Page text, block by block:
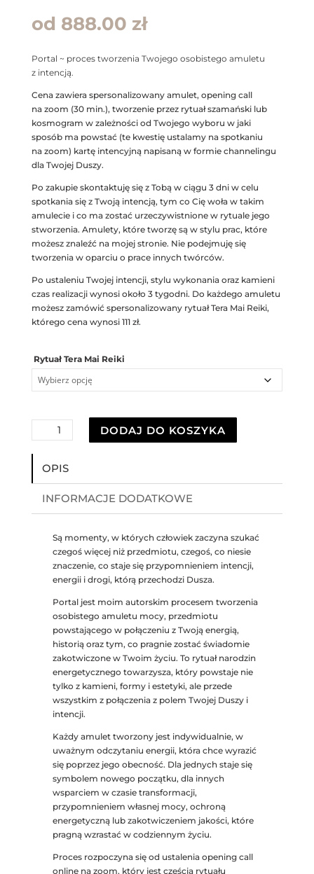
od 888.00 zł
Portal ~ proces tworzenia Twojego osobistego amuletu
z intencją.
Cena zawiera spersonalizowany amulet, opening call
na zoom (30 min.), tworzenie przez rytuał szamański lub
kosmogram w zależności od Twojego wyboru w jaki
sposób ma powstać (te kwestię ustalamy na spotkaniu
na zoom) kartę intencyjną napisaną w formie channelingu
dla Twojej Duszy.
Po zakupie skontaktuję się z Tobą w ciągu 3 dni w celu
spotkania się z Twoją intencją, tym co Cię woła w takim
amulecie i co ma zostać urzeczywistnione w rytuale jego
stworzenia. Amulety, które tworzę są w stylu prac, które
możesz znaleźć na mojej stronie. Nie podejmuję się
tworzenia w oparciu o prace innych twórców.
Po ustaleniu Twojej intencji, stylu wykonania oraz kamieni
czas realizacji wynosi około 3 tygodni. Do każdego amuletu
możesz zamówić spersonalizowany rytuał Tera Mai Reiki,
którego cena wynosi 111 zł.
Rytuał Tera Mai Reiki
PORTAL
~
rytuał
narodzin
osobistego
intencją
DODAJ DO KOSZYKA
OPIS
INFORMACJE DODATKOWE
Są momenty, w których człowiek zaczyna szukać
czegoś więcej niż przedmiotu, czegoś, co niesie
znaczenie, co staje się przypomnieniem intencji,
energii i drogi, którą przechodzi Dusza.
Portal jest moim autorskim procesem tworzenia
osobistego amuletu mocy, przedmiotu
powstającego w połączeniu z Twoją energią,
historią oraz tym, co pragnie zostać świadomie
zakotwiczone w Twoim życiu. To rytuał narodzin
energetycznego towarzysza, który powstaje nie
tylko z kamieni, formy i estetyki, ale przede
wszystkim z połączenia z polem Twojej Duszy i
intencji.
Każdy amulet tworzony jest indywidualnie, w
uważnym odczytaniu energii, która chce wyrazić
się poprzez jego obecność. Dla jednych staje się
symbolem nowego początku, dla innych
wsparciem w czasie transformacji,
przypomnieniem własnej mocy, ochroną
energetyczną lub zakotwiczeniem jakości, które
pragną wzrastać w codziennym życiu.
Proces rozpoczyna się od ustalenia opening call
online na zoom, który jest częścią rytuału